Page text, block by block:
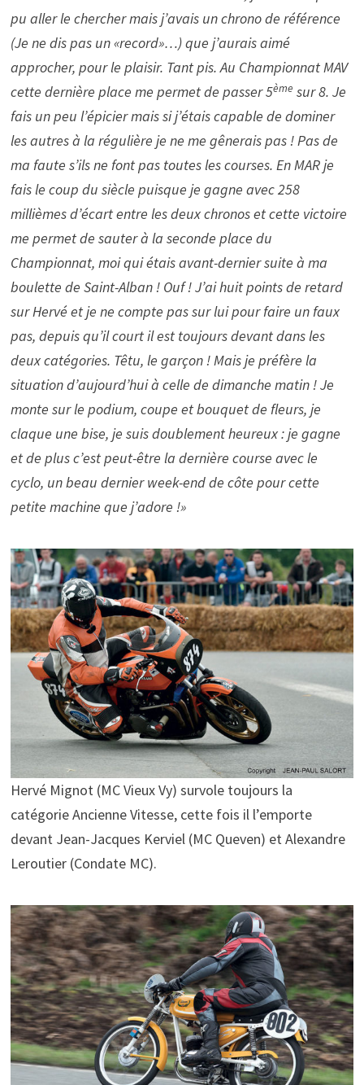
pu aller le chercher mais j’avais un chrono de référence
(Je ne dis pas un «record»…) que j’aurais aimé
approcher, pour le plaisir. Tant pis. Au Championnat MAV
cette dernière place me permet de passer 5ème sur 8. Je
fais un peu l’épicier mais si j’étais capable de dominer
les autres à la régulière je ne me gênerais pas ! Pas de
ma faute s’ils ne font pas toutes les courses. En MAR je
fais le coup du siècle puisque je gagne avec 258
millièmes d’écart entre les deux chronos et cette victoire
me permet de sauter à la seconde place du
Championnat, moi qui étais avant-dernier suite à ma
boulette de Saint-Alban ! Ouf ! J’ai huit points de retard
sur Hervé et je ne compte pas sur lui pour faire un faux
pas, depuis qu’il court il est toujours devant dans les
deux catégories. Têtu, le garçon ! Mais je préfère la
situation d’aujourd’hui à celle de dimanche matin ! Je
monte sur le podium, coupe et bouquet de fleurs, je
claque une bise, je suis doublement heureux : je gagne
et de plus c’est peut-être la dernière course avec le
cyclo, un beau dernier week-end de côte pour cette
petite machine que j’adore !»
Hervé Mignot (MC Vieux Vy) survole toujours la
catégorie Ancienne Vitesse, cette fois il l’emporte
devant Jean-Jacques Kerviel (MC Queven) et Alexandre
Leroutier (Condate MC).